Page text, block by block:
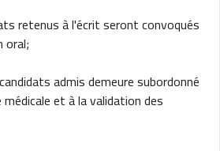
retenus à l'écrit seront convoqués
oral;
admis demeure subordonné
et à la validation des